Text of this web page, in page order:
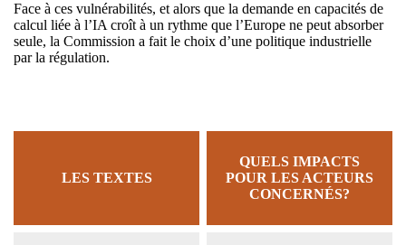
Face à ces vulnérabilités, et alors que la demande en capacités de
calcul liée à l’IA croît à un rythme que l’Europe ne peut absorber
seule, la Commission a fait le choix d’une politique industrielle
par la régulation.
LES TEXTES
QUELS IMPACTS
POUR LES ACTEURS
CONCERNÉS?